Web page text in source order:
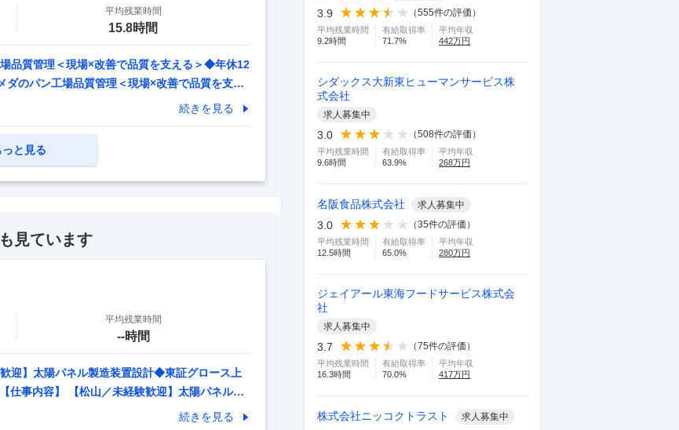
平均残業時間
15.8時間
品質管理＜現場×改善で品質を支える＞◆年休12
のパン工場品質管理＜現場×改善で品質を支え
容】 ★品質管理に加え、製造現場での工程改
安定供給体制強化のため増員募集です。 検査に
続きを見る
っと見る
見ています
平均残業時間
--時間
迎】太陽パネル製造装置設計◆東証グロース上
仕事内容】 【松山／未経験歓迎】太陽パネル製
月残業5h以下／車通勤可 【具体的な仕事内
続きを見る
3.9 （555件の評価）
平均残業時間
9.2時間
有給取得率
71.7%
平均年収
442万円
シダックス大新東ヒューマンサービス株
式会社
求人募集中
3.0 （508件の評価）
平均残業時間
9.6時間
有給取得率
63.9%
平均年収
268万円
名阪食品株式会社 求人募集中
3.0 （35件の評価）
平均残業時間
12.5時間
有給取得率
65.0%
平均年収
280万円
ジェイアール東海フードサービス株式会
社
求人募集中
3.7 （75件の評価）
平均残業時間
16.3時間
有給取得率
70.0%
平均年収
417万円
株式会社ニッコクトラスト 求人募集中